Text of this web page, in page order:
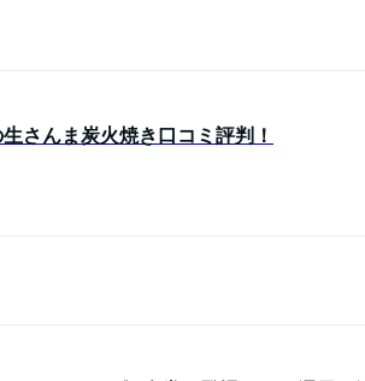
さんま炭火焼き口コミ評判！